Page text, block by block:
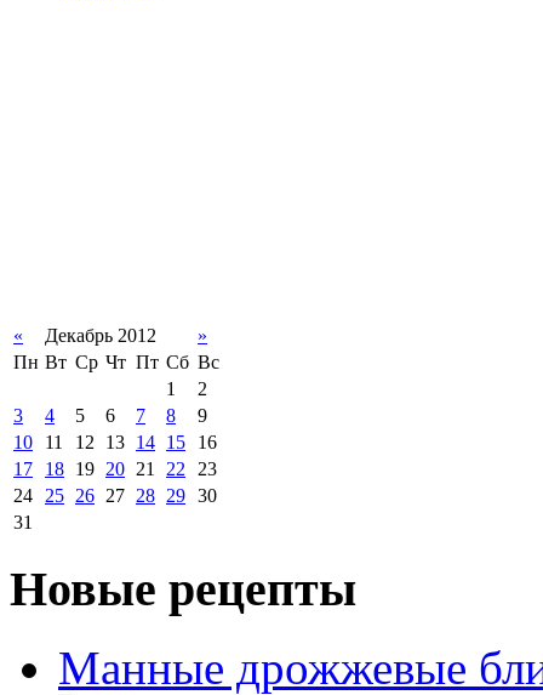
« Декабрь 2012
»
Пн Вт Ср Чт Пт Сб Вс
1
2
3
4 5 6 7 8
9
10
11 12 13 14 15
16
17
18 19 20 21 22 23
24 25 26 27 28 29 30
31
Новые рецепты
Манные дрожжевые